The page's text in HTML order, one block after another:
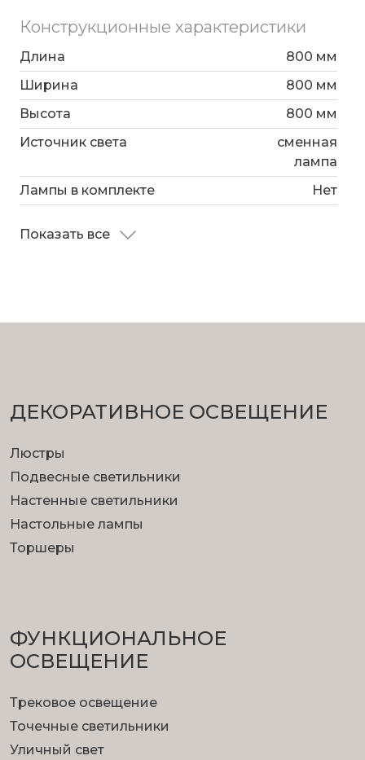
Конструкционные характеристики
Длина
800 мм
Ширина
800 мм
Высота
800 мм
Источник света
сменная
лампа
Лампы в комплекте
Нет
Показать все
ДЕКОРАТИВНОЕ ОСВЕЩЕНИЕ
Люстры
Подвесные светильники
Настенные светильники
Настольные лампы
Торшеры
ФУНКЦИОНА­ЛЬНОЕ
ОСВЕЩЕНИЕ
Трековое освещение
Точечные светильники
Уличный свет